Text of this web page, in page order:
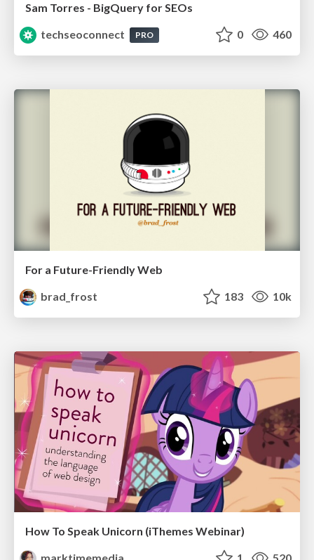
Sam Torres - BigQuery for SEOs
techseoconnect
PRO 0 460
For a Future-Friendly Web
brad_frost
183 10k
How To Speak Unicorn (iThemes Webinar)